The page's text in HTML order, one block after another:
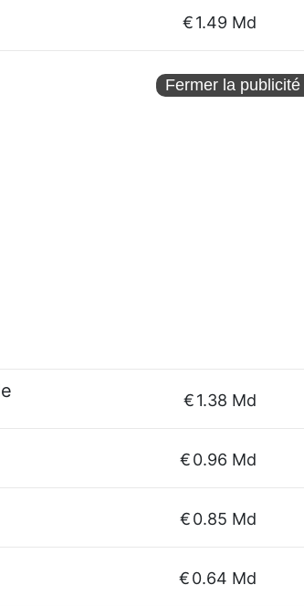
€1.49 Md
Fermer la publicité
€1.38 Md
€0.96 Md
€0.85 Md
€0.64 Md